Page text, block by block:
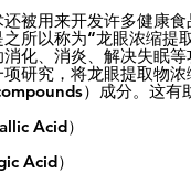
被用来开发许多健康
所以称为“龙眼浓缩提
化、消炎、解决失眠
研究，将龙眼提取物
）成分。这有
Acid）
Acid）